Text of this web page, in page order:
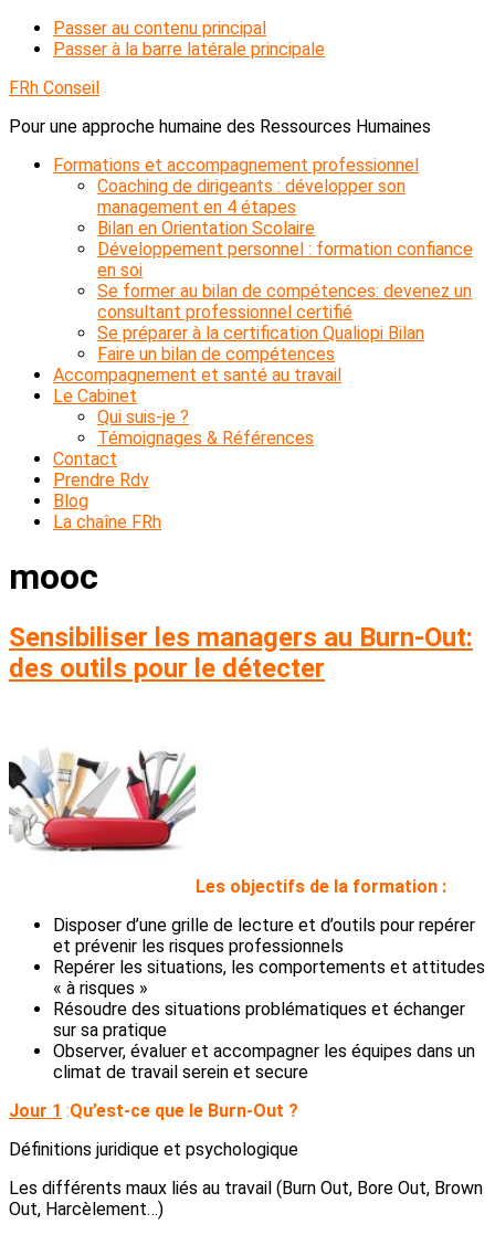
Passer au contenu principal
Passer à la barre latérale principale
FRh Conseil
Pour une approche humaine des Ressources Humaines
Formations et accompagnement professionnel
Coaching de dirigeants : développer son
management en 4 étapes
Bilan en Orientation Scolaire
Développement personnel : formation confiance
en soi
Se former au bilan de compétences: devenez un
consultant professionnel certifié
Se préparer à la certification Qualiopi Bilan
Faire un bilan de compétences
Accompagnement et santé au travail
Le Cabinet
Qui suis-je ?
Témoignages & Références
Contact
Prendre Rdv
Blog
La chaîne FRh
mooc
Sensibiliser les managers au Burn-Out:
des outils pour le détecter
Les objectifs de la formation :
Disposer d’une grille de lecture et d’outils pour repérer
et prévenir les risques professionnels
Repérer les situations, les comportements et attitudes
« à risques »
Résoudre des situations problématiques et échanger
sur sa pratique
Observer, évaluer et accompagner les équipes dans un
climat de travail serein et secure
Jour 1 :Qu’est-ce que le Burn-Out ?
Définitions juridique et psychologique
Les différents maux liés au travail (Burn Out, Bore Out, Brown
Out, Harcèlement…)